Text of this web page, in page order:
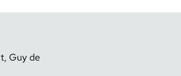
Guy de